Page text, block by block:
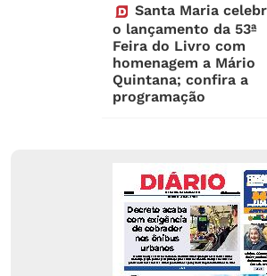
Santa Maria
o lançamento da 53ª
Feira do Livro com
homenagem a Mário
Quintana; confira a
programação